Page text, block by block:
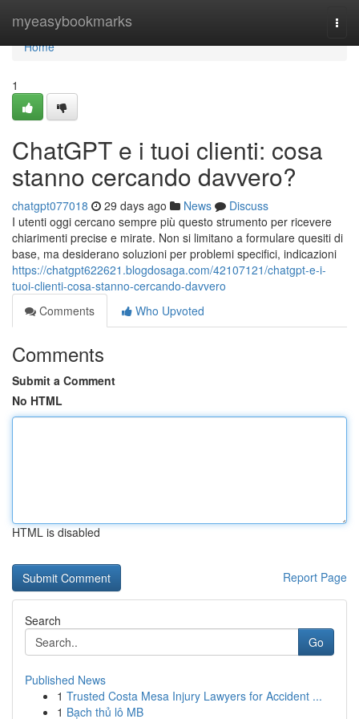
myeasybookmarks
Home
Home
1
ChatGPT e i tuoi clienti: cosa
stanno cercando davvero?
chatgpt077018 29 days ago News
Discuss
I utenti oggi cercano sempre più questo strumento per ricevere
chiarimenti precise e mirate. Non si limitano a formulare quesiti di
base, ma desiderano soluzioni per problemi specifici, indicazioni
https://chatgpt622621.blogdosaga.com/42107121/chatgpt-e-i-
tuoi-clienti-cosa-stanno-cercando-davvero
Comments
Who Upvoted
Comments
Submit a Comment
No HTML
HTML is disabled
Report Page
Search
Go
Published News
1 Trusted Costa Mesa Injury Lawyers for Accident ...
1 Bạch thủ lô MB